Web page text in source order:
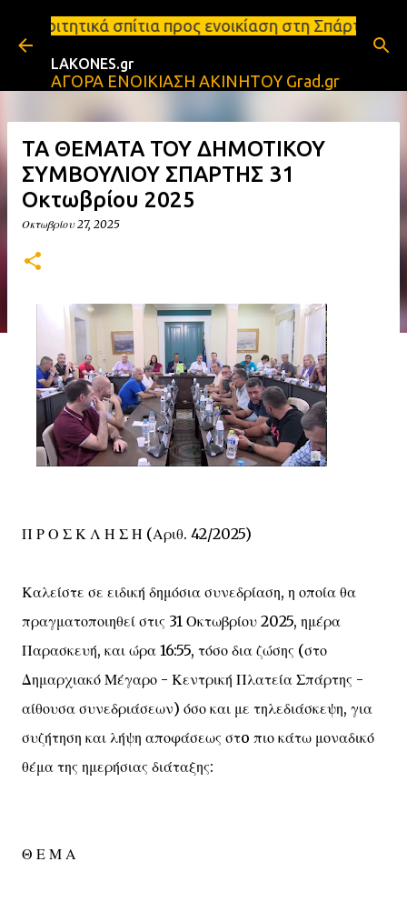
Μετάβαση στο κύριο περιεχόμενο
προς ενοικίαση στη Σπάρτη Ενοικιάσεις
LAKONES.gr
ΑΓΟΡΑ ΕΝΟΙΚΙΑΣΗ ΑΚΙΝΗΤΟΥ Grad.gr
ΤΑ ΘΕΜΑΤΑ ΤΟΥ ΔΗΜΟΤΙΚΟΥ
ΣΥΜΒΟΥΛΙΟΥ ΣΠΑΡΤΗΣ 31
Οκτωβρίου 2025
Οκτωβρίου 27, 2025
Π Ρ Ο Σ Κ Λ Η Σ Η (Αριθ. 42/2025)
Καλείστε σε ειδική δημόσια συνεδρίαση, η οποία θα
πραγματοποιηθεί στις 31 Οκτωβρίου 2025, ημέρα
Παρασκευή, και ώρα 16:55, τόσο δια ζώσης (στο
Δημαρχιακό Μέγαρο - Κεντρική Πλατεία Σπάρτης -
αίθουσα συνεδριάσεων) όσο και με τηλεδιάσκεψη, για
συζήτηση και λήψη αποφάσεως στo πιο κάτω μοναδικό
θέμα της ημερήσιας διάταξης:
Θ Ε Μ Α